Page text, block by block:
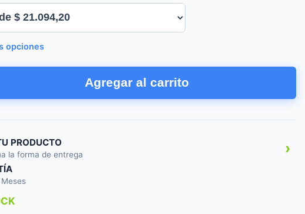
opciones
Agregar al carrito
PRODUCTO
la forma de entrega ›
Meses